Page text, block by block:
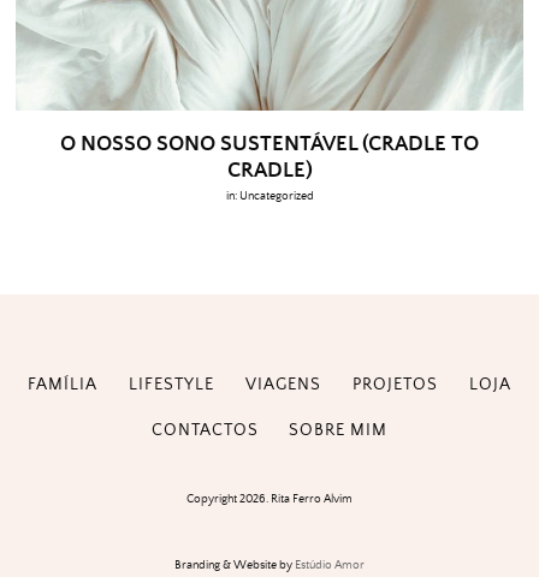
O NOSSO SONO SUSTENTÁVEL (CRADLE TO
CRADLE)
in: Uncategorized
FAMÍLIA LIFESTYLE VIAGENS PROJETOS LOJA
CONTACTOS SOBRE MIM
Copyright 2026. Rita Ferro Alvim
Branding & Website by Estúdio Amor